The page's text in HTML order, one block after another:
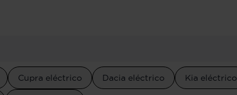
Cupra eléctrico Dacia eléctrico Kia eléctrico